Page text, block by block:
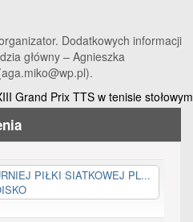
Dodatkowych informacji
główny – Agnieszka
Grand Prix TTS w tenisie stołowym
PIŁKI SIATKOWEJ PL...